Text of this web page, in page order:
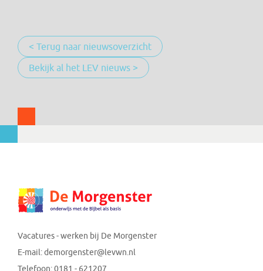
< Terug naar nieuwsoverzicht
Bekijk al het LEV nieuws >
Vacatures - werken bij De Morgenster
E-mail:demorgenster@levwn.nl